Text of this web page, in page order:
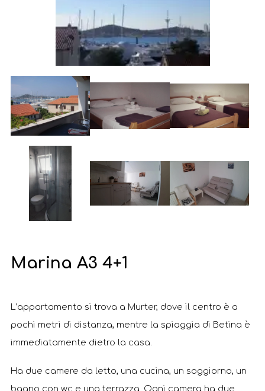
Marina A3 4+1
L’appartamento si trova a Murter, dove il centro è a
pochi metri di distanza, mentre la spiaggia di Betina è
immediatamente dietro la casa.
Ha due camere da letto, una cucina, un soggiorno, un
bagno con wc e una terrazza. Ogni camera ha due